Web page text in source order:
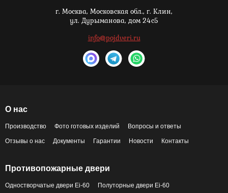
г. Москва, Московская обл., г. Клин,
ул. Дурыманова, дом 24с5
info@pojdveri.ru
О нас
Производство Фото готовых изделий Вопросы и ответы
Отзывы о нас Документы Гарантии Новости Контакты
Противопожарные двери
Одностворчатые двери Ei-60 Полуторные двери Ei-60